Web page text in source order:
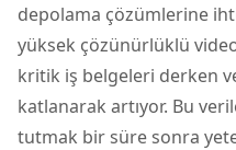
depolama çözümlerine
yüksek çözünürlüklü
kritik iş belgeleri derken
katlanarak artıyor. Bu
tutmak bir süre sonra